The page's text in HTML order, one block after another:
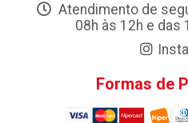
Atendimento de
08h às 12h e das
Formas de